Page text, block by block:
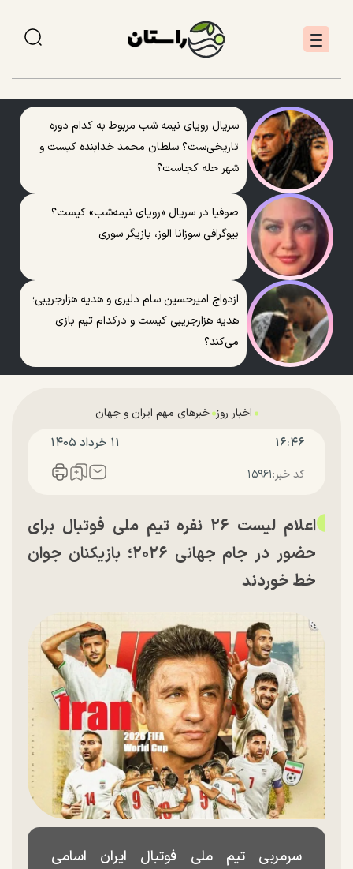
سریال رویای نیمه شب مربوط به کدام دوره
تاریخی‌ست؟ سلطان محمد خدابنده کیست و
شهر حله کجاست؟
صوفیا در سریال «رویای نیمه‌شب» کیست؟
بیوگرافی سوزانا الوز، بازیگر سوری
ازدواج امیرحسین سام دلیری و هدیه هزارجریبی؛
هدیه هزارجریبی کیست و درکدام تیم بازی
می‌کند؟
اخبار روز خبرهای مهم ایران و جهان
۱۶:۴۶ ۱۱ خرداد ۱۴۰۵
کد خبر:۱۵۹۶۱
اعلام لیست ۲۶ نفره تیم ملی فوتبال برای
حضور در جام جهانی ۲۰۲۶؛ بازیکنان جوان
خط خوردند
سرمربی تیم ملی فوتبال ایران اسامی